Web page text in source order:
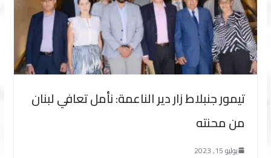
تيمور جنبلاط زار دير الناعمة: نأمل تعافي لبنان
من محنته
يوليو 15, 2023